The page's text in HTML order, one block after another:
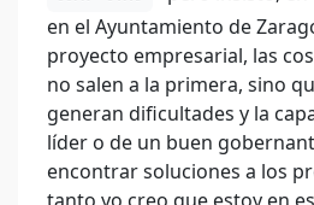
en el Ayuntamiento de
proyecto empresarial, las
no salen a la primera, sino
generan dificultades y la
líder o de un buen
encontrar soluciones a los